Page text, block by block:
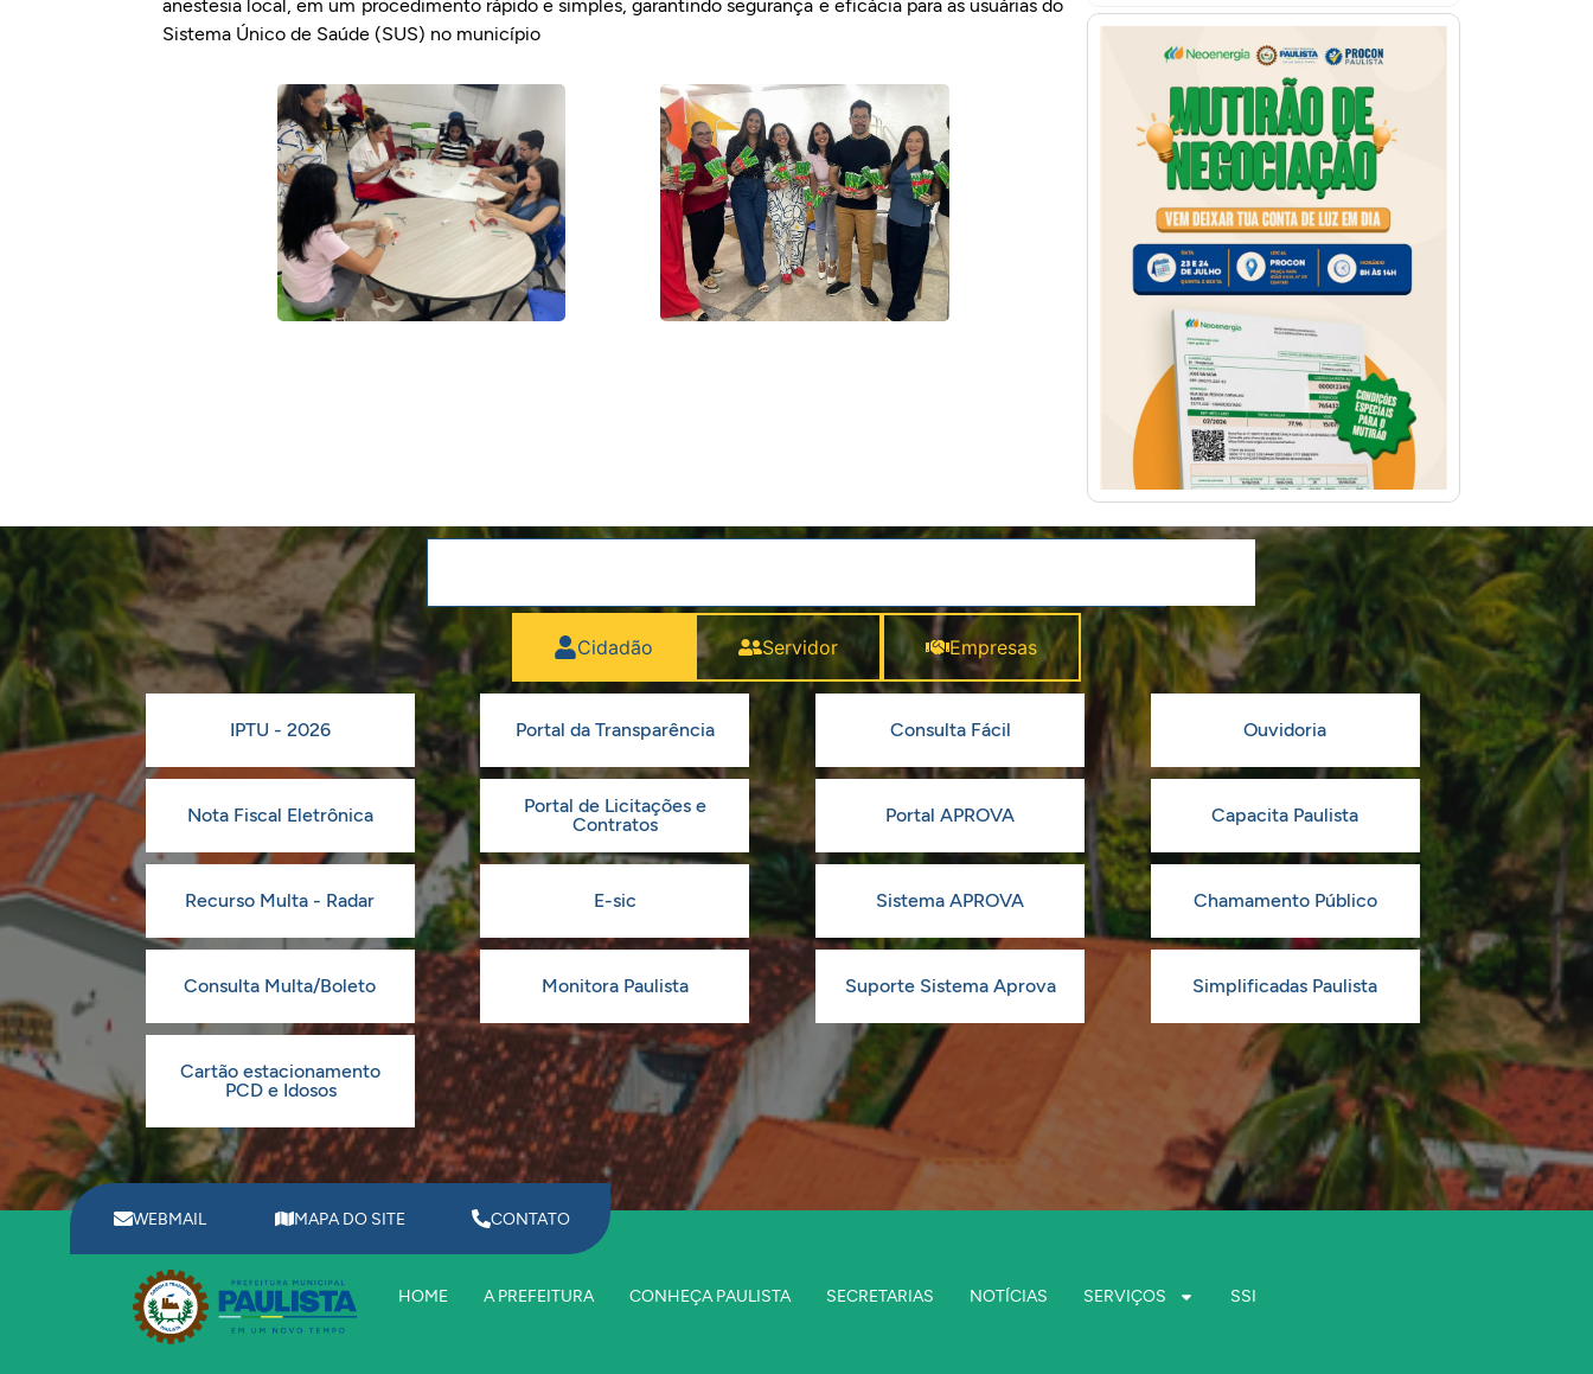
anestesia local, em um procedimento rápido e simples, garantindo segurança e eficácia para as usuárias do
Sistema Único de Saúde (SUS) no município
Cidadão Servidor Empresas
IPTU - 2026 Portal da Transparência Consulta Fácil Ouvidoria
Nota Fiscal Eletrônica
Portal de Licitações e
Contratos
Portal APROVA Capacita Paulista
Recurso Multa - Radar E-sic Sistema APROVA Chamamento Público
Consulta Multa/Boleto Monitora Paulista Suporte Sistema Aprova Simplificadas Paulista
Cartão estacionamento
PCD e Idosos
WEBMAIL MAPA DO SITE CONTATO
HOME A PREFEITURA CONHEÇA PAULISTA SECRETARIAS NOTÍCIAS SERVIÇOS SSI